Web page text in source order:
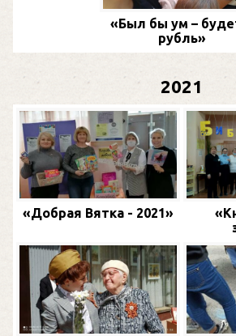
«Был бы ум –
рубль»
2021
«Добрая Вятка - 2021»